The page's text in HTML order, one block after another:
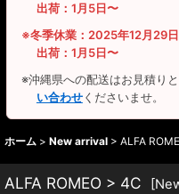
出荷：1月5日〜
※冬季休業：2025年12月29
出荷：1月5日〜
※沖縄県への配送はお見積り
い合わせくださいませ。
ホーム > New arrival > ALFA
ALFA ROMEO > 4C [